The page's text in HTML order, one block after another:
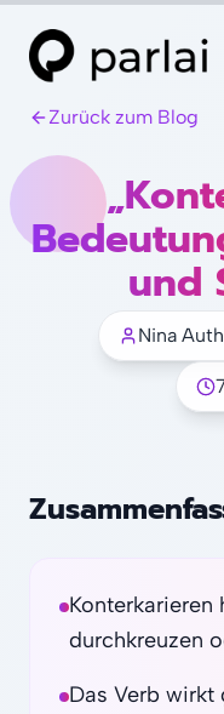
Zurück zum Blog
und
Nina
Konterkarieren
durchkreuzen
Das Verb wirkt